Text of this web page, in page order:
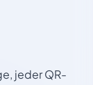
jeder QR-